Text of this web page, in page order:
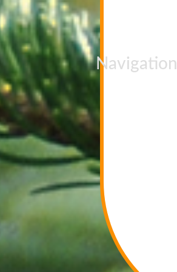
Navigation